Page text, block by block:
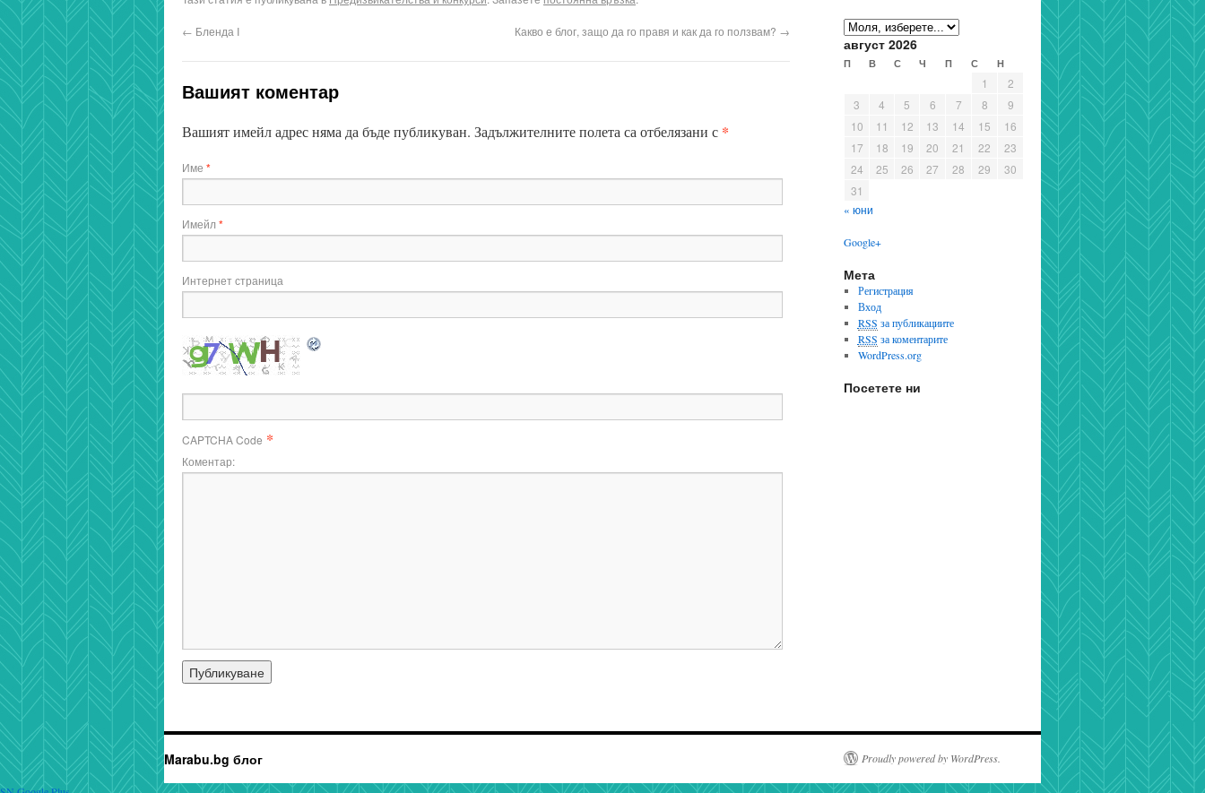
← Бленда I Какво е блог, защо да го правя и как да го ползвам? →
Вашият коментар
Вашият имейл адрес няма да бъде публикуван. Задължителните полета са отбелязани с *
Име *
Имейл *
Интернет страница
CAPTCHA Code *
Коментар:
август 2026
П В С Ч П С Н
« юни
1
2
3
4 5 6 7 8
9
10
11 12 13 14 15
16
17
18 19 20 21 22
23
24
25 26 27 28 29
30
31
Google+
Мета
Регистрация
Вход
RSS за публикациите
RSS за коментарите
WordPress.org
Посетете ни
Marabu.bg блог Proudly powered by WordPress.